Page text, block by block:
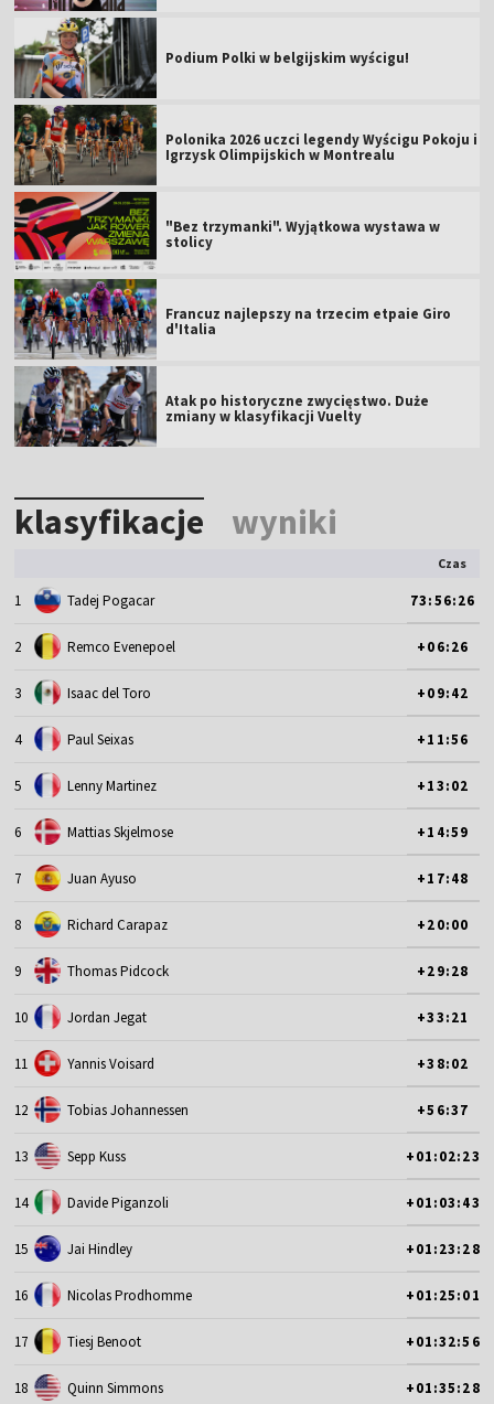
Podium Polki w belgijskim wyścigu!
Polonika 2026 uczci legendy Wyścigu Pokoju i
Igrzysk Olimpijskich w Montrealu
"Bez trzymanki". Wyjątkowa wystawa w
stolicy
Francuz najlepszy na trzecim etpaie Giro
d'Italia
Atak po historyczne zwycięstwo. Duże
zmiany w klasyfikacji Vuelty
klasyfikacje wyniki
Czas
1 Tadej Pogacar 73:56:26
2 Remco Evenepoel +06:26
3 Isaac del Toro +09:42
4 Paul Seixas +11:56
5 Lenny Martinez +13:02
6 Mattias Skjelmose +14:59
7 Juan Ayuso +17:48
8 Richard Carapaz +20:00
9 Thomas Pidcock +29:28
10 Jordan Jegat +33:21
11 Yannis Voisard +38:02
12 Tobias Johannessen +56:37
13 Sepp Kuss +01:02:23
14 Davide Piganzoli +01:03:43
15 Jai Hindley +01:23:28
16 Nicolas Prodhomme +01:25:01
17 Tiesj Benoot +01:32:56
18 Quinn Simmons +01:35:28